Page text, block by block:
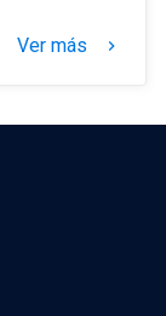
Ver más keyboard_arrow_right